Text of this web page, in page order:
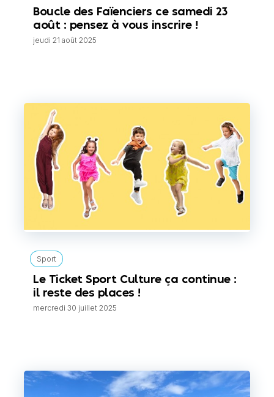
Boucle des Faïenciers ce samedi 23
août : pensez à vous inscrire !
jeudi 21 août 2025
Sport
Le Ticket Sport Culture ça continue :
il reste des places !
mercredi 30 juillet 2025